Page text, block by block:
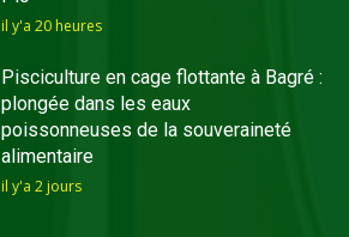
il y'a 20 heures
Pisciculture en cage flottante à Bagré :
plongée dans les eaux
poissonneuses de la souveraineté
alimentaire
il y'a 2 jours